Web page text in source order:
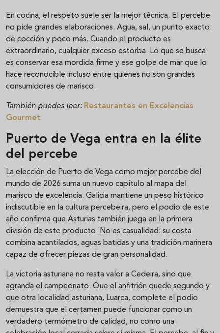
En cocina, el respeto suele ser la mejor técnica. El percebe
no pide grandes elaboraciones. Agua, sal, un punto exacto
de cocción y poco más. Cuando el producto es
extraordinario, cualquier exceso estorba. Lo que se busca
es conservar esa mordida firme y ese golpe de mar que lo
hace reconocible incluso entre quienes no son grandes
consumidores de marisco.
También puedes leer: Restaurantes en Excelencias
Gourmet
Puerto de Vega entra en la élite
del percebe
La elección de Puerto de Vega como mejor percebe del
mundo de 2026 suma un nuevo capítulo al mapa del
marisco de excelencia. Galicia mantiene un peso histórico
indiscutible en la cultura percebeira, pero el podio de este
año confirma que Asturias también juega en la primera
división de este producto. No es casualidad: su costa
combina acantilados, aguas batidas y una tradición marinera
capaz de ofrecer piezas de gran personalidad.
La victoria asturiana no resta valor a Cedeira, sino que
agranda el campeonato. Que el anfitrión quede segundo y
que otra localidad asturiana, Luarca, complete el podio
demuestra que el certamen puede funcionar como un
verdadero termómetro de calidad, no como una